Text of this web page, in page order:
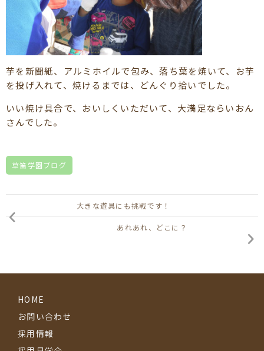
芋を新聞紙、アルミホイルで包み、落ち葉を焼いて、お芋
を投げ入れて、焼けるまでは、どんぐり拾いでした。
いい焼け具合で、おいしくいただいて、大満足ならいおん
さんでした。
草笛学園ブログ
大きな遊具にも挑戦です！
あれあれ、どこに？
HOME
お問い合わせ
採用情報